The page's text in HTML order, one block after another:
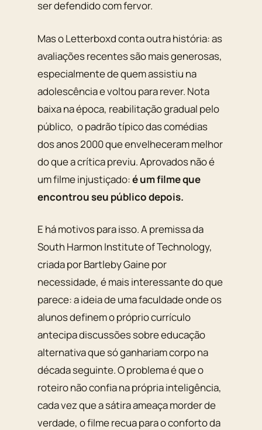
ser defendido com fervor.
Mas o Letterboxd conta outra história: as
avaliações recentes são mais generosas,
especialmente de quem assistiu na
adolescência e voltou para rever. Nota
baixa na época, reabilitação gradual pelo
público, o padrão típico das comédias
dos anos 2000 que envelheceram melhor
do que a crítica previu.Aprovadosnão é
um filme injustiçado:é um filme que
encontrou seu público depois.
E há motivos para isso. A premissa da
South Harmon Institute of Technology,
criada por Bartleby Gaine por
necessidade, é mais interessante do que
parece: a ideia de uma faculdade onde os
alunos definem o próprio currículo
antecipa discussões sobre educação
alternativa que só ganhariam corpo na
década seguinte. O problema é que o
roteiro não confia na própria inteligência,
cada vez que a sátira ameaça morder de
verdade, o filme recua para o conforto da